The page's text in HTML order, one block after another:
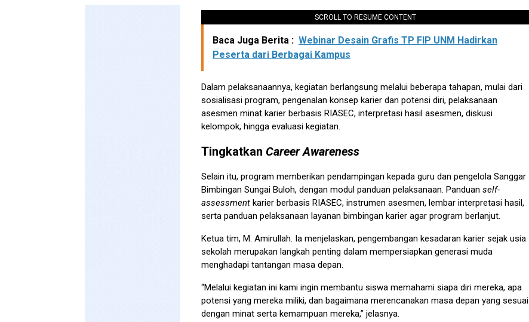
SCROLL TO RESUME CONTENT
Baca Juga Berita : Webinar Desain Grafis TP FIP UNM Hadirkan
Peserta dari Berbagai Kampus
Dalam pelaksanaannya, kegiatan berlangsung melalui beberapa tahapan, mulai dari
sosialisasi program, pengenalan konsep karier dan potensi diri, pelaksanaan
asesmen minat karier berbasis RIASEC, interpretasi hasil asesmen, diskusi
kelompok, hingga evaluasi kegiatan.
Tingkatkan Career Awareness
Selain itu, program memberikan pendampingan kepada guru dan pengelola Sanggar
Bimbingan Sungai Buloh, dengan modul panduan pelaksanaan. Panduan self-
assessment karier berbasis RIASEC, instrumen asesmen, lembar interpretasi hasil,
serta panduan pelaksanaan layanan bimbingan karier agar program berlanjut.
Ketua tim, M. Amirullah. Ia menjelaskan, pengembangan kesadaran karier sejak usia
sekolah merupakan langkah penting dalam mempersiapkan generasi muda
menghadapi tantangan masa depan.
“Melalui kegiatan ini kami ingin membantu siswa memahami siapa diri mereka, apa
potensi yang mereka miliki, dan bagaimana merencanakan masa depan yang sesuai
dengan minat serta kemampuan mereka,” jelasnya.